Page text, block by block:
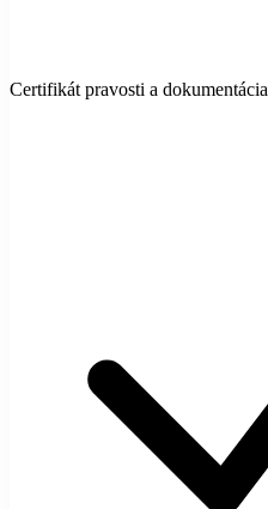
Certifikát pravosti a dokumentácia